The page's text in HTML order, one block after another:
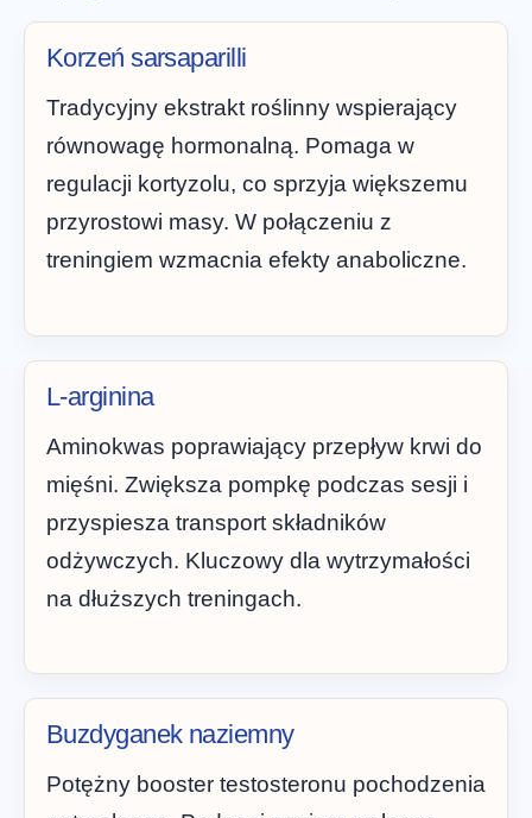
Korzeń sarsaparilli
Tradycyjny ekstrakt roślinny wspierający
równowagę hormonalną. Pomaga w
regulacji kortyzolu, co sprzyja większemu
przyrostowi masy. W połączeniu z
treningiem wzmacnia efekty anaboliczne.
L-arginina
Aminokwas poprawiający przepływ krwi do
mięśni. Zwiększa pompkę podczas sesji i
przyspiesza transport składników
odżywczych. Kluczowy dla wytrzymałości
na dłuższych treningach.
Buzdyganek naziemny
Potężny booster testosteronu pochodzenia